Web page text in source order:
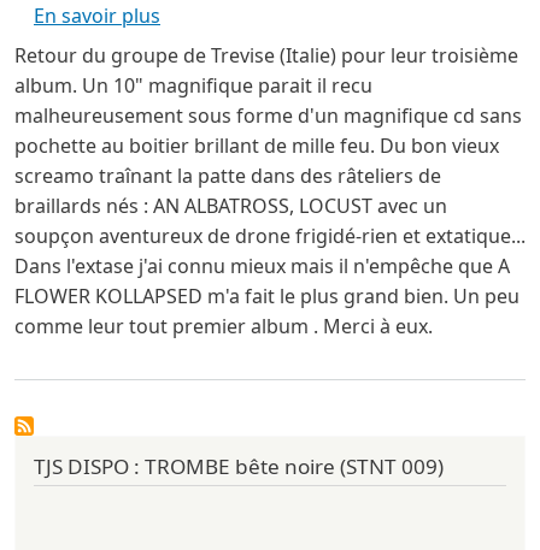
En savoir plus
Retour du groupe de Trevise (Italie) pour leur troisième
album. Un 10" magnifique parait il recu
malheureusement sous forme d'un magnifique cd sans
pochette au boitier brillant de mille feu. Du bon vieux
screamo traînant la patte dans des râteliers de
braillards nés : AN ALBATROSS, LOCUST avec un
soupçon aventureux de drone frigidé-rien et extatique...
Dans l'extase j'ai connu mieux mais il n'empêche que A
FLOWER KOLLAPSED m'a fait le plus grand bien. Un peu
comme leur tout premier album . Merci à eux.
TJS DISPO : TROMBE bête noire (STNT 009)